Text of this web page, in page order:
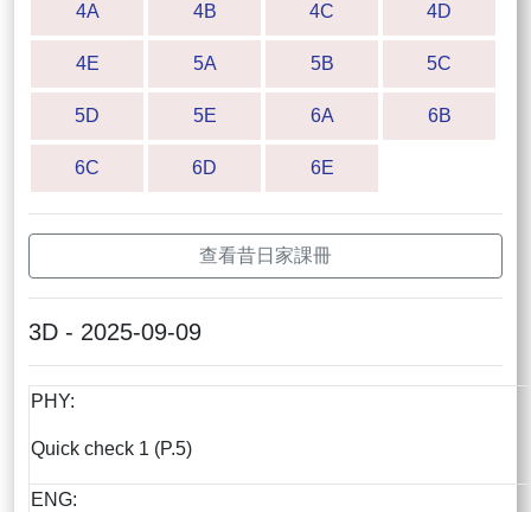
4A 4B 4C 4D
4E 5A 5B 5C
5D 5E 6A 6B
6C 6D 6E
查看昔日家課冊
3D - 2025-09-09
PHY:
Quick check 1 (P.5)
ENG: